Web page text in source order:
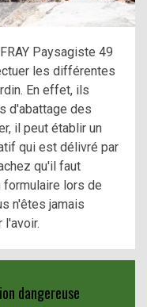
Paysagiste 49
les différentes
En effet, ils
d'abattage des
il peut établir un
qui est délivré par
qu'il faut
lors de
n'êtes jamais
l'avoir.
dangereuse